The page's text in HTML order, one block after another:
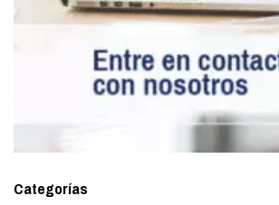
Categorías